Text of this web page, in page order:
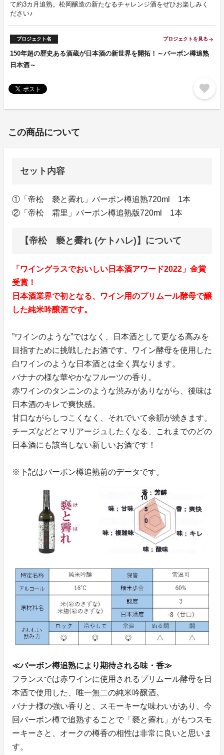
て約3カ月追熟。松岡醸造の新たなるチャレンジ酒をぜひお楽しみく
ださい♪
プロジェクト名 プロジェクトを見る arrow_forward
150年超の歴史ある酒蔵が日本酒の新世界を開拓！～バーボン樽追熟
日本酒～
favorite
この商品について
セット内容
①「帝松 褻と霽れ」バーボン樽追熟720ml 1本
②「帝松 霜里」バーボン樽追熟版720ml 1本
【帝松 褻と霽れ (ケトハレ)】について
「ワイングラスでおいしい日本酒アワード2022」金賞
受賞！
日本酒業界で初となる、ワイン用のプリムール酵母で醸
した純米吟醸酒です。
”ワインのような”ではなく、日本酒として更なる高みを
目指すために挑戦したお酒です。ワイン酵母を使用した
白ワインのような日本酒とは全く異なります。
バナナの様な華やかなフルーツの香り。
赤ワインのタンニンのような渋みがありながら、後味は
日本酒のキレで爽快感。
甘口ながらしつこくなく、それでいて余韻が続きます。
チーズなどとマリアージュしたくなる、これまでのどの
日本酒にも該当しない新しいお酒です！
※下記はバーボン樽追熟前のデータです。
≪バーボン樽追熟により期待される味・香≫
フランスでは赤ワインに使用されるプリムール酵母を日
本酒で使用した、唯一無二の純米吟醸酒。
バナナ様の強い香りと、スモーキーな味わいがあり、今
回バーボン樽で追熟することで「褻と霽れ」がもつスモ
ーキーさと、オークの樽香の相性は非常に良いと思いま
す。